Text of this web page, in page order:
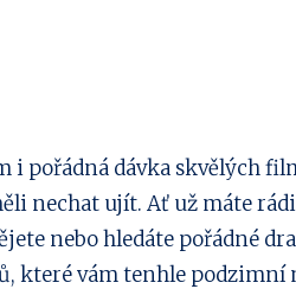
i pořádná dávka skvělých
nechat ujít. Ať už máte
nebo hledáte pořádné
které vám tenhle podzimní